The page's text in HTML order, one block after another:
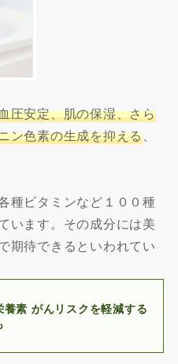
圧安定、肌の保湿、さら
ン色素の生成を抑える、
種ビタミンなど１００種
います。その成分には美
期待できるといわれてい
養素 がんリスクを軽減する